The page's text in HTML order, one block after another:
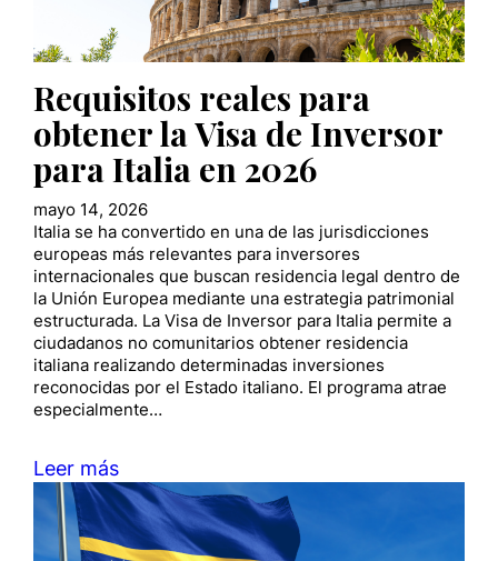
Requisitos reales para
obtener la Visa de Inversor
para Italia en 2026
mayo 14, 2026
Italia se ha convertido en una de las jurisdicciones
europeas más relevantes para inversores
internacionales que buscan residencia legal dentro de
la Unión Europea mediante una estrategia patrimonial
estructurada. La Visa de Inversor para Italia permite a
ciudadanos no comunitarios obtener residencia
italiana realizando determinadas inversiones
reconocidas por el Estado italiano. El programa atrae
especialmente…
Leer más